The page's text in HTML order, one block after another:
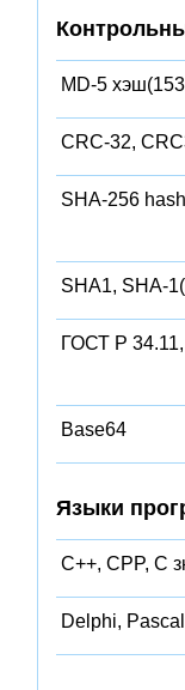
MD-5
CRC-32,
SHA-256
SHA1, SHA-
ГОСТ Р
Base64
Языки
C++, CPP, C
Delphi,